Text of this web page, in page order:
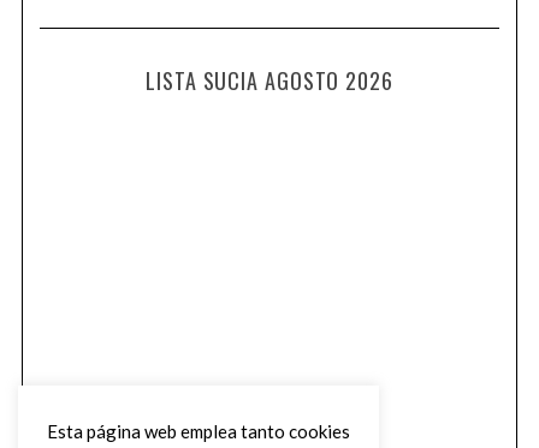
LISTA SUCIA AGOSTO 2026
Esta página web emplea tanto cookies